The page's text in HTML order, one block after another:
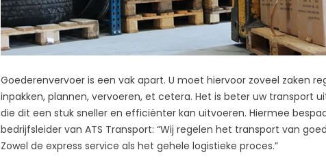
Goederenvervoer is een vak apart. U moet hiervoor zoveel zaken
inpakken, plannen, vervoeren, et cetera. Het is beter uw transport
die dit een stuk sneller en efficiënter kan uitvoeren. Hiermee
bedrijfsleider van ATS Transport: “Wij regelen het transport van
Zowel de express service als het gehele logistieke proces.”